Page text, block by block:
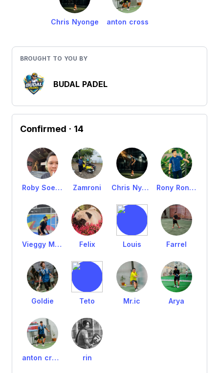
Chris Nyonge anton cross
BROUGHT TO YOU BY
BUDAL PADEL
Confirmed · 14
Roby Soegiarto Zamroni Chris Nyonge Rony Ronce Harahap
Vieggy Mahesa Felix Louis Farrel
Goldie Teto Mr.ic Arya
anton cross rin